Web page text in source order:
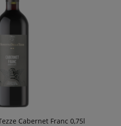
Cabernet Franc 0,75l